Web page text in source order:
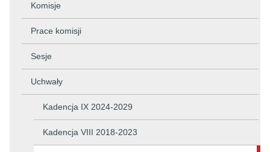
Komisje
Prace komisji
Sesje
Uchwały
Kadencja IX 2024-2029
Kadencja VIII 2018-2023